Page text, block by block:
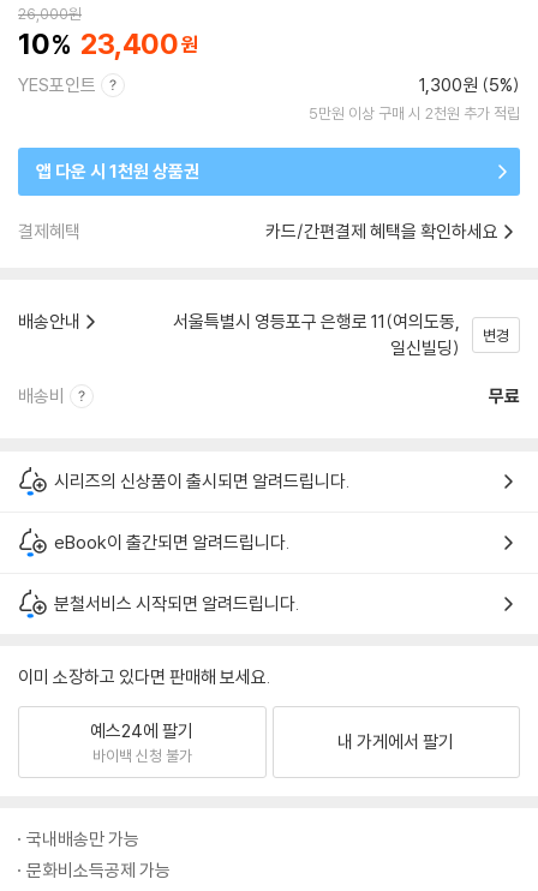
26,000원
10 23,400
YES포인트 1,300원 (5%)
5만원 이상 구매 시 2천원 추가 적립
앱 다운 시 1천원 상품권
결제혜택 카드/간편결제 혜택을 확인하세요
배송안내
서울특별시 영등포구 은행로 11(여의도동,
일신빌딩)
변경
배송비 무료
시리즈의 신상품이 출시되면 알려드립니다.
eBook이 출간되면 알려드립니다.
분철서비스 시작되면 알려드립니다.
이미 소장하고 있다면 판매해 보세요.
예스24에 팔기
바이백 신청 불가
내 가게에서 팔기
국내배송만 가능
문화비소득공제 가능